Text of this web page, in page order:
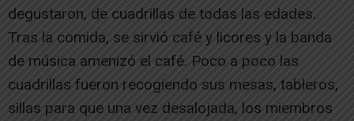
degustaron, de cuadrillas de todas las edades.
Tras la comida, se sirvió café y licores y la banda
de música amenizó el café. Poco a poco las
cuadrillas fueron recogiendo sus mesas, tableros,
sillas para que una vez desalojada, los miembros